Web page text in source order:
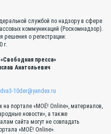
службой по надзору в сфере
коммуникаций (Роскомнадзор).
решения о регистрации:
г.
пресса»
Анатольевич
dva3-10der@yandex.ru
на портале «МОЁ! Online», материалов,
новости», а также
сайта могут не совпадать
«МОЁ! Online».